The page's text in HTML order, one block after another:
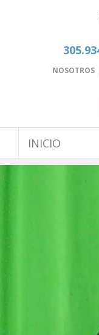
NOSOTROS
INICIO